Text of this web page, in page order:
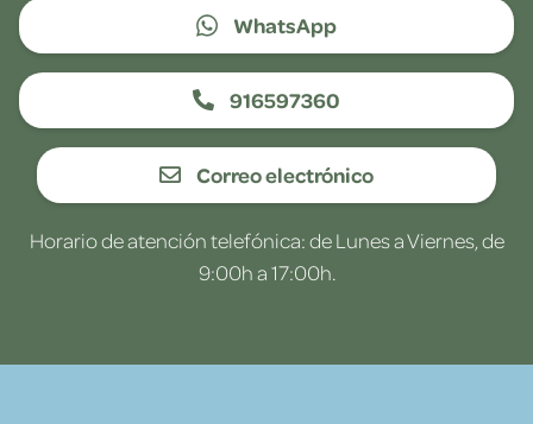
WhatsApp
916597360
Correo electrónico
Horario de atención telefónica: de Lunes a Viernes, de
9:00h a 17:00h.